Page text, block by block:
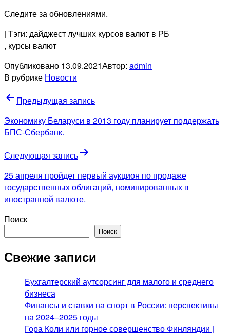
Следите за обновлениями.
| Тэги: дайджест лучших курсов валют в РБ
, курсы валют
Опубликовано 13.09.2021Автор: admin
В рубрике Новости
Навигация
по
записям
Предыдущая запись
Экономику Беларуси в 2013 году планирует поддержать
БПС-Сбербанк.
Следующая запись
25 апреля пройдет первый аукцион по продаже
государственных облигаций, номинированных в
иностранной валюте.
Поиск
Поиск
Свежие записи
Бухгалтерский аутсорсинг для малого и среднего
бизнеса
Финансы и ставки на спорт в России: перспективы
на 2024–2025 годы
Гора Коли или горное совершенство Финляндии |